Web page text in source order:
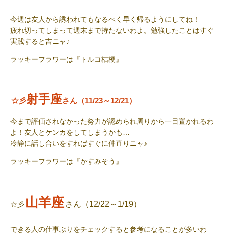
今週は友人から誘われてもなるべく早く帰るようにしてね！
疲れ切ってしまって週末まで持たないわよ。勉強したことはすぐ
実践すると吉ニャ♪
ラッキーフラワーは『トルコ桔梗』
☆彡射手座さん（11/23～12/21）
今まで評価されなかった努力が認められ周りから一目置かれるわ
よ！友人とケンカをしてしまうかも
冷静に話し合いをすればすぐに仲直りニャ♪
ラッキーフラワーは『かすみそう』
☆彡 山羊座 さん（12/22～1/19）
できる人の仕事ぶりをチェックすると参考になることが多いわ